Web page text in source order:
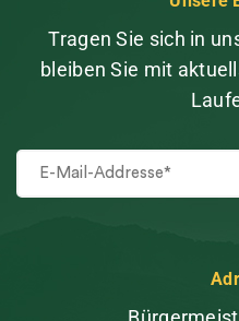
Tragen Sie sich in
bleiben Sie mit